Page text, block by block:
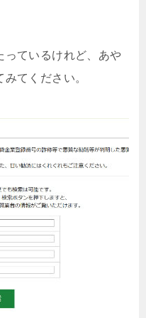
っているけれど、あや
てください。